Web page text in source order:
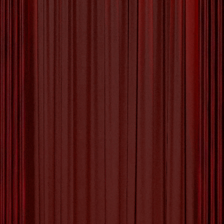
09 JULI 2026 MVTTHEATER 0 COMMENTS
De Magie van Glas Kunst:
Een Betoverende Wereld
van Creativiteit en Licht
De Betoverende Wereld van
Glaskunst
Glaskunst is een fascinerende vorm van artistieke
expressie die al eeuwenlang mensen over de hele
wereld betovert. Met zijn transparantie, helderheid en
veelzijdigheid biedt glas kunstenaars een uniek
medium om prachtige creaties te maken die zowel
decoratief als functioneel kunnen zijn.
De geschiedenis van glaskunst gaat terug tot de
oudheid, waar ambachtslieden al glasblazen